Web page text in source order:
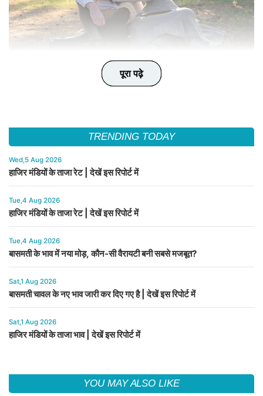
पूरा पढ़े
पूरा पढ़े
पूरा पढ़े
पूरा पढ़े
पूरा पढ़े
TRENDING TODAY
Wed,5 Aug 2026
हाजिर मंडियों के ताजा रेट | देखें इस रिपोर्ट में
Tue,4 Aug 2026
हाजिर मंडियों के ताजा रेट | देखें इस रिपोर्ट में
Tue,4 Aug 2026
बासमती के भाव में नया मोड़, कौन-सी वैरायटी बनी सबसे मजबूत?
Sat,1 Aug 2026
बासमती चावल के नए भाव जारी कर दिए गए है | देखें इस रिपोर्ट में
Sat,1 Aug 2026
हाजिर मंडियों के ताजा भाव | देखें इस रिपोर्ट में
YOU MAY ALSO LIKE